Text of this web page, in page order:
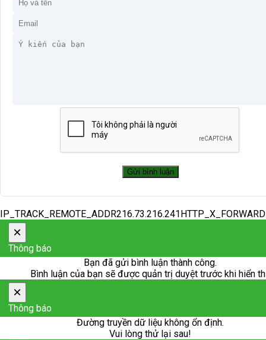
×
Thông báo
Bạn đã gửi bình luận thành công.
Bình luận của bạn sẽ được quản trị duyệt trước khi hiển
×
Thông báo
Đường truyền dữ liệu không ổn định.
Vui lòng thử lại sau!